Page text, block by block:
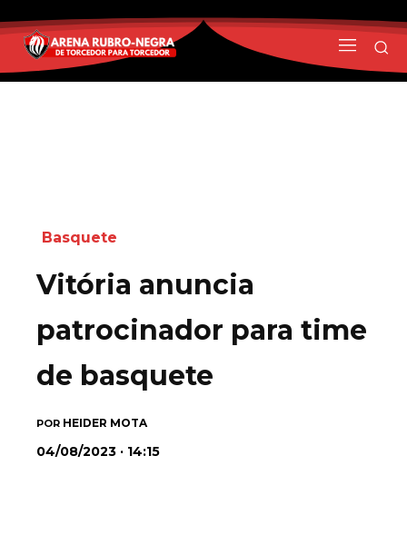
Basquete
Vitória anuncia
patrocinador para time
de basquete
POR HEIDER MOTA
04/08/2023 · 14:15